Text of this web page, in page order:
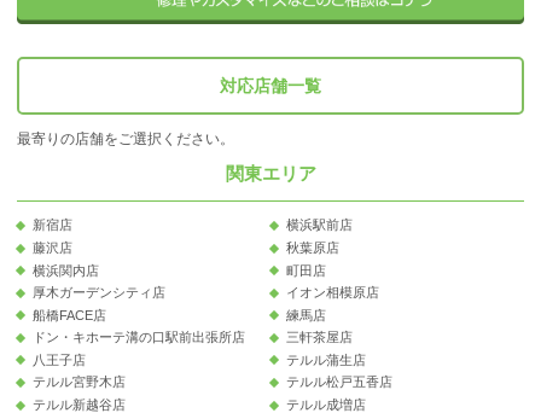
対応店舗一覧
最寄りの店舗をご選択ください。
関東エリア
新宿店
横浜駅前店
藤沢店
秋葉原店
横浜関内店
町田店
厚木ガーデンシティ店
イオン相模原店
船橋FACE店
練馬店
ドン・キホーテ溝の口駅前出張所店
三軒茶屋店
八王子店
テルル蒲生店
テルル宮野木店
テルル松戸五香店
テルル新越谷店
テルル成増店